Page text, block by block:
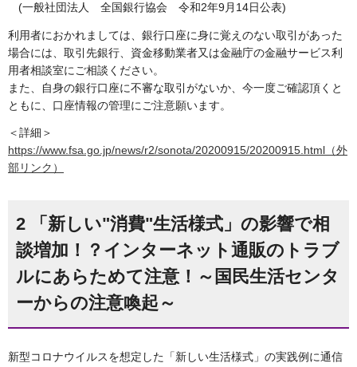
(一般社団法人 全国銀行協会 令和2年9月14日公表)
利用者におかれましては、銀行口座に身に覚えのない取引があった
場合には、取引先銀行、資金移動業者又は金融庁の金融サービス利
用者相談室にご相談ください。
また、自身の銀行口座に不審な取引がないか、今一度ご確認頂くと
ともに、口座情報の管理にご注意願います。
＜詳細＞
https://www.fsa.go.jp/news/r2/sonota/20200915/20200915.html（外
部リンク）
2 「新しい"消費"生活様式」の影響で相
談増加！？インターネット通販のトラブ
ルにあらためて注意！～国民生活センタ
ーからの注意喚起～
新型コロナウイルスを想定した「新しい生活様式」の実践例に通信